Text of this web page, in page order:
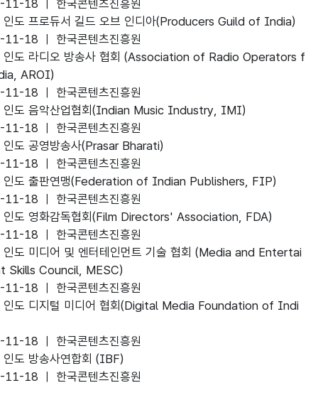
18 ㅣ 한국콘텐츠진흥원
인도 프로듀서 길드 오브 인디아(Producers Guild of India)
18 ㅣ 한국콘텐츠진흥원
인도 라디오 방송사 협회 (Association of Radio Operators f
AROI)
18 ㅣ 한국콘텐츠진흥원
인도 음악산업협회(Indian Music Industry, IMI)
18 ㅣ 한국콘텐츠진흥원
인도 공영방송사(Prasar Bharati)
18 ㅣ 한국콘텐츠진흥원
인도 출판연맹(Federation of Indian Publishers, FIP)
18 ㅣ 한국콘텐츠진흥원
인도 영화감독협회(Film Directors' Association, FDA)
18 ㅣ 한국콘텐츠진흥원
인도 미디어 및 엔터테인먼트 기술 협회 (Media and Entertai
Skills Council, MESC)
18 ㅣ 한국콘텐츠진흥원
인도 디지털 미디어 협회(Digital Media Foundation of Indi
18 ㅣ 한국콘텐츠진흥원
인도 방송사연합회 (IBF)
18 ㅣ 한국콘텐츠진흥원